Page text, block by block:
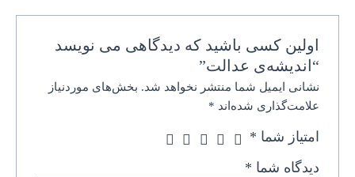
اولین کسی باشید که دیدگاهی می نویسد
“اندیشه‌ی عدالت”
نشانی ایمیل شما منتشر نخواهد شد. بخش‌های موردنیاز
علامت‌گذاری شده‌اند *
امتیاز شما *
دیدگاه شما *